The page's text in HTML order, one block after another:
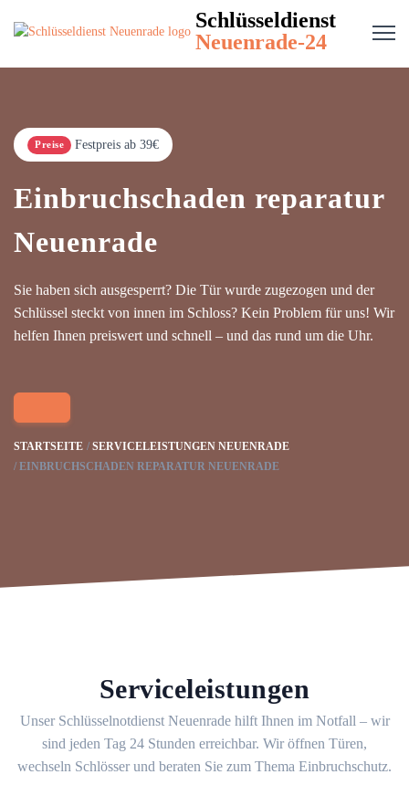
Schlüsseldienst
Neuenrade-24
Preise Festpreis ab 39€
Einbruchschaden reparatur
Neuenrade
Sie haben sich ausgesperrt? Die Tür wurde zugezogen und der
Schlüssel steckt von innen im Schloss? Kein Problem für uns! Wir
helfen Ihnen preiswert und schnell – und das rund um die Uhr.
STARTSEITE
SERVICELEISTUNGEN NEUENRADE
EINBRUCHSCHADEN REPARATUR NEUENRADE
Serviceleistungen
Unser Schlüsselnotdienst Neuenrade hilft Ihnen im Notfall – wir
sind jeden Tag 24 Stunden erreichbar. Wir öffnen Türen,
wechseln Schlösser und beraten Sie zum Thema Einbruchschutz.